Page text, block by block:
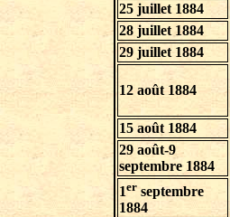
25 juillet 1884
28 juillet 1884
29 juillet 1884
12 août 1884
15 août 1884
29 août-9
septembre 1884
1erseptembre
1884